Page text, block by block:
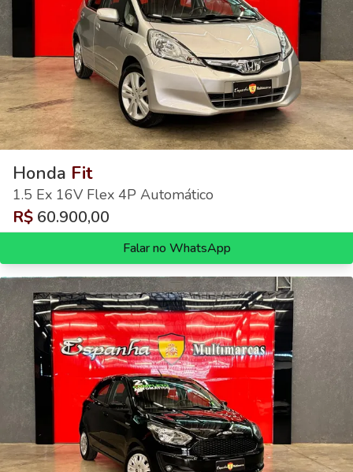
Honda Fit
1.5 Ex 16V Flex 4P Automático
R$ 60.900,00
Falar no WhatsApp